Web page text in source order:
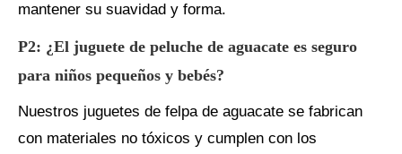
mantener su suavidad y forma.
P2: ¿El juguete de peluche de aguacate es seguro
para niños pequeños y bebés?
Nuestros juguetes de felpa de aguacate se fabrican
con materiales no tóxicos y cumplen con los